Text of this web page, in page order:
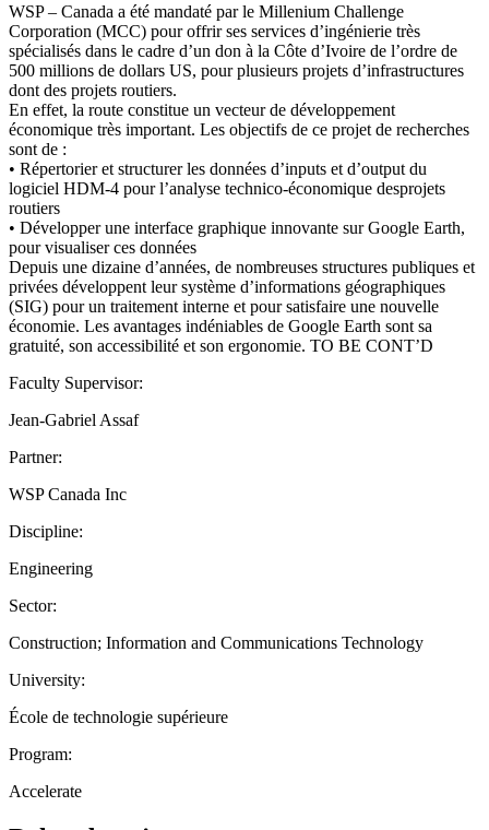
WSP – Canada a été mandaté par le Millenium Challenge
Corporation (MCC) pour offrir ses services d’ingénierie très
spécialisés dans le cadre d’un don à la Côte d’Ivoire de l’ordre de
500 millions de dollars US, pour plusieurs projets d’infrastructures
dont des projets routiers.
En effet, la route constitue un vecteur de développement
économique très important. Les objectifs de ce projet de recherches
sont de :
• Répertorier et structurer les données d’inputs et d’output du
logiciel HDM-4 pour l’analyse technico-économique desprojets
routiers
• Développer une interface graphique innovante sur Google Earth,
pour visualiser ces données
Depuis une dizaine d’années, de nombreuses structures publiques et
privées développent leur système d’informations géographiques
(SIG) pour un traitement interne et pour satisfaire une nouvelle
économie. Les avantages indéniables de Google Earth sont sa
gratuité, son accessibilité et son ergonomie. TO BE CONT’D
Faculty Supervisor:
Jean-Gabriel Assaf
Partner:
WSP Canada Inc
Discipline:
Engineering
Sector:
Construction; Information and Communications Technology
University:
École de technologie supérieure
Program:
Accelerate